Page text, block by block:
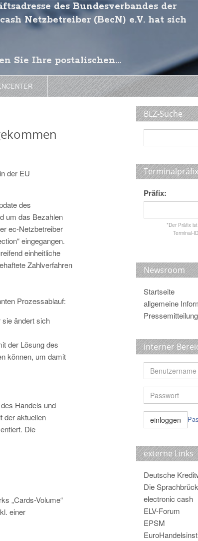
des Bundesverbandes der
Netzbetreiber (BecN) e.V. hat sich
Sie Ihre postalischen...
der EU
des
um das Bezahlen
ec-Netzbetreiber
eingegangen.
einheitliche
Zahlverfahren
Prozessablauf:
sie ändert sich
der Lösung des
können, um damit
Handels und
der aktuellen
Die
„Cards-Volume“
einer
BLZ-Suche
Präfix:
*Der Präfix
Terminal-
Newsroom
Startseite
allgemeine
interner
externe Links
Deutsche
Die
electronic cash
ELV-Forum
EPSM